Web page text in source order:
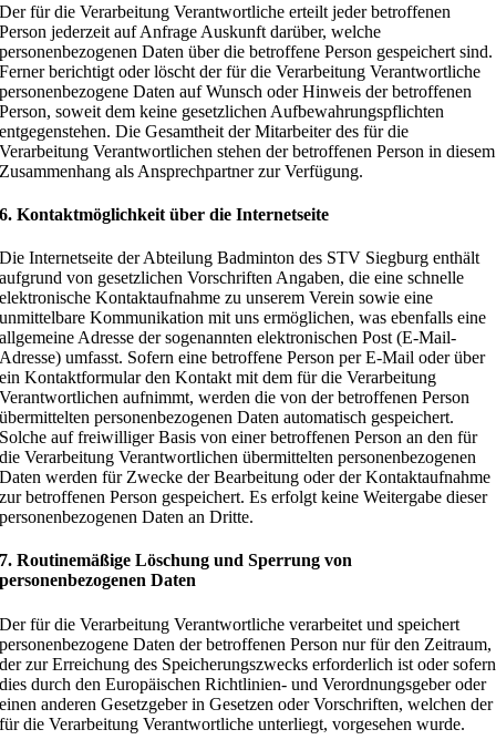
Der für die Verarbeitung Verantwortliche erteilt jeder betroffenen
Person jederzeit auf Anfrage Auskunft darüber, welche
personenbezogenen Daten über die betroffene Person gespeichert sind.
Ferner berichtigt oder löscht der für die Verarbeitung Verantwortliche
personenbezogene Daten auf Wunsch oder Hinweis der betroffenen
Person, soweit dem keine gesetzlichen Aufbewahrungspflichten
entgegenstehen. Die Gesamtheit der Mitarbeiter des für die
Verarbeitung Verantwortlichen stehen der betroffenen Person in diesem
Zusammenhang als Ansprechpartner zur Verfügung.
6. Kontaktmöglichkeit über die Internetseite
Die Internetseite der Abteilung Badminton des STV Siegburg enthält
aufgrund von gesetzlichen Vorschriften Angaben, die eine schnelle
elektronische Kontaktaufnahme zu unserem Verein sowie eine
unmittelbare Kommunikation mit uns ermöglichen, was ebenfalls eine
allgemeine Adresse der sogenannten elektronischen Post (E-Mail-
Adresse) umfasst. Sofern eine betroffene Person per E-Mail oder über
ein Kontaktformular den Kontakt mit dem für die Verarbeitung
Verantwortlichen aufnimmt, werden die von der betroffenen Person
übermittelten personenbezogenen Daten automatisch gespeichert.
Solche auf freiwilliger Basis von einer betroffenen Person an den für
die Verarbeitung Verantwortlichen übermittelten personenbezogenen
Daten werden für Zwecke der Bearbeitung oder der Kontaktaufnahme
zur betroffenen Person gespeichert. Es erfolgt keine Weitergabe dieser
personenbezogenen Daten an Dritte.
7. Routinemäßige Löschung und Sperrung von
personenbezogenen Daten
Der für die Verarbeitung Verantwortliche verarbeitet und speichert
personenbezogene Daten der betroffenen Person nur für den Zeitraum,
der zur Erreichung des Speicherungszwecks erforderlich ist oder sofern
dies durch den Europäischen Richtlinien- und Verordnungsgeber oder
einen anderen Gesetzgeber in Gesetzen oder Vorschriften, welchen der
für die Verarbeitung Verantwortliche unterliegt, vorgesehen wurde.